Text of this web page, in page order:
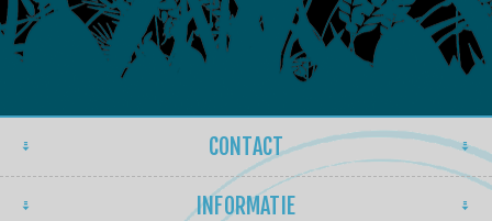
CONTACT
INFORMATIE